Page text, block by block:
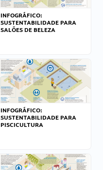
INFOGRÁFICO:
SUSTENTABILIDADE PARA
SALÕES DE BELEZA
INFOGRÁFICO:
SUSTENTABILIDADE PARA
PISCICULTURA